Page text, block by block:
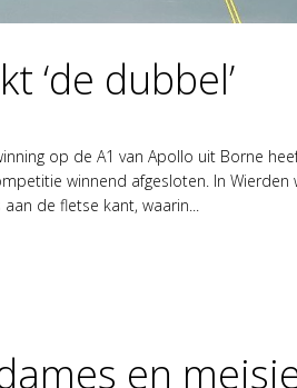
‘de dubbel’
op de A1 van Apollo uit Borne
winnend afgesloten. In
de fletse kant, waarin...
en